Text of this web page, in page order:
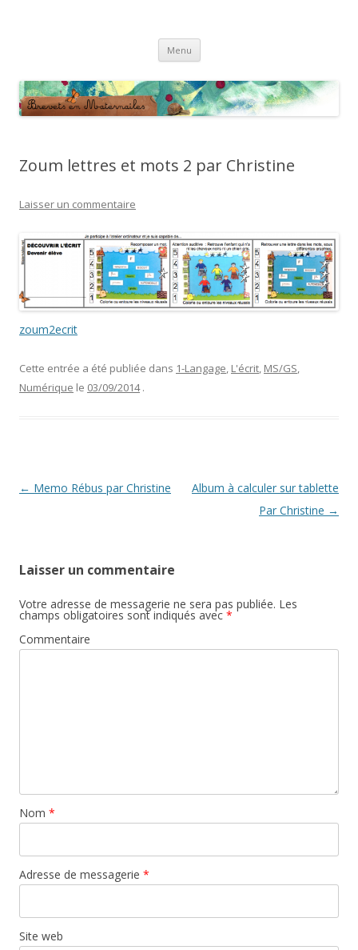
Menu Aller
contenu
Zoum lettres et mots 2 par Christine
Laisser un commentaire
zoum2ecrit
Cette entrée a été publiée dans 1-Langage, L'écrit, MS/GS,
Numérique le 03/09/2014 .
Navigation
← Memo Rébus par Christine
Album à calculer sur tablette
Par Christine →
Laisser un commentaire
Votre adresse de messagerie ne sera pas publiée. Les
champs obligatoires sont indiqués avec *
Commentaire
Nom *
Adresse de messagerie *
Site web